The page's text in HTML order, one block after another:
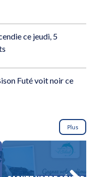
ce jeudi, 5
Futé voit noir ce
Plus